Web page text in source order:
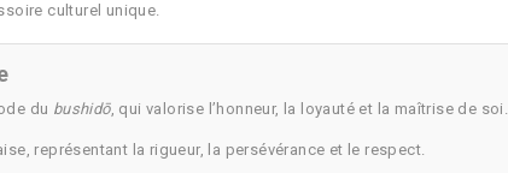
culturel unique.
du bushidō, qui valorise l’honneur, la loyauté et la maîtrise de soi.
représentant la rigueur, la persévérance et le respect.